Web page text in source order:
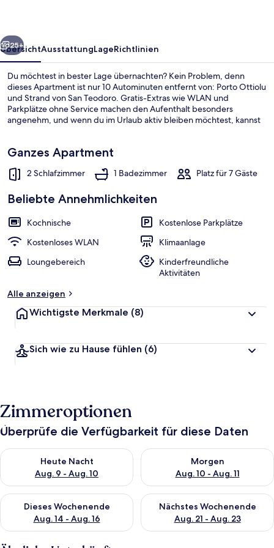
Fassade der Unterkunft
Weiter
25+
ÜbersichtAusstattungLageRichtlinien
Du möchtest in bester Lage übernachten? Kein Problem, denn
dieses Apartment ist nur 10 Autominuten entfernt von: Porto Ottiolu
und Strand von San Teodoro. Gratis-Extras wie WLAN und
Parkplätze ohne Service machen den Aufenthalt besonders
angenehm, und wenn du im Urlaub aktiv bleiben möchtest, kannst
Terrasse, einen Garten und eine Kochnische.
Ganzes Apartment
2 Schlafzimmer 1 Badezimmer Platz für 7 Gäste
Beliebte Annehmlichkeiten
Kochnische
Kostenlose Parkplätze
Kostenloses WLAN
Klimaanlage
Loungebereich
Kinderfreundliche
Aktivitäten
Alle anzeigen
Wichtigste Merkmale (8)
Sich wie zu Hause fühlen (6)
Zimmeroptionen
Überprüfe die Verfügbarkeit für diese Daten
Heute Nacht
Aug. 9 - Aug. 10
Überprüfe die Verfügbarkeit für heute Nacht, Aug. 9 - Aug.
Morgen
Aug. 10 - Aug. 11
Überprüfe die Verfügbarkeit
Dieses Wochenende
Aug. 14 - Aug. 16
Überprüfe die Verfügbarkeit für dieses Wochenende, Aug. 14
Nächstes Wochenende
Aug. 21 - Aug. 23
Überprüfe die Verfügbarkeit